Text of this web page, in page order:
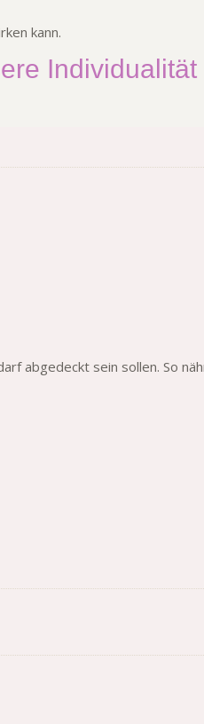
kann.
Individualität
abgedeckt sein sollen. So